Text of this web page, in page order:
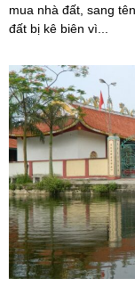
mua nhà đất, sang
đất bị kê biên vì...